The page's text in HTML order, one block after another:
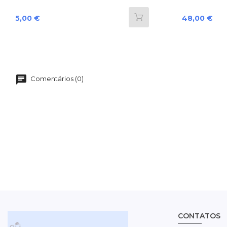
Preço
5,00 € Preço
48,00 €
Comentários (0)
CONTATOS